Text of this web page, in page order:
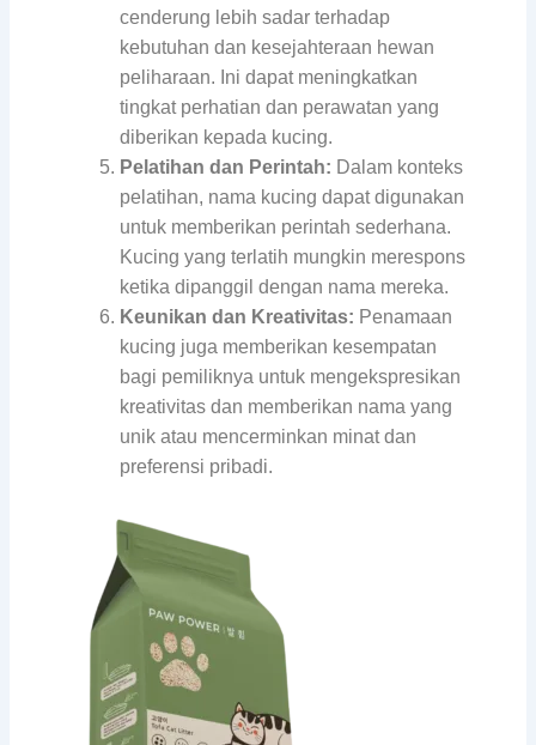
cenderung lebih sadar terhadap
kebutuhan dan kesejahteraan hewan
peliharaan. Ini dapat meningkatkan
tingkat perhatian dan perawatan yang
diberikan kepada kucing.
Pelatihan dan Perintah: Dalam konteks
pelatihan, nama kucing dapat digunakan
untuk memberikan perintah sederhana.
Kucing yang terlatih mungkin merespons
ketika dipanggil dengan nama mereka.
Keunikan dan Kreativitas: Penamaan
kucing juga memberikan kesempatan
bagi pemiliknya untuk mengekspresikan
kreativitas dan memberikan nama yang
unik atau mencerminkan minat dan
preferensi pribadi.